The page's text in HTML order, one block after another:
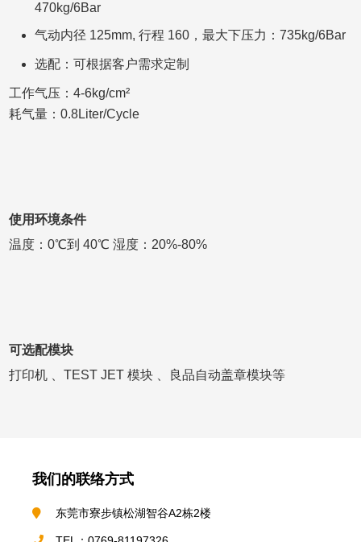
470kg/6Bar
气动内径 125mm, 行程 160，最大下压力：735kg/6Bar
选配：可根据客户需求定制
工作气压：4-6kg/cm²
耗气量：0.8Liter/Cycle
使用环境条件
温度：0℃到 40℃ 湿度：20%-80%
可选配模块
打印机 、TEST JET 模块 、良品自动盖章模块等
我们的联络方式
东莞市寮步镇松湖智谷A2栋2楼